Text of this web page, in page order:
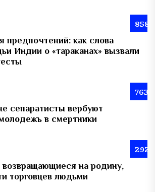
858
предпочтений: как слова
Индии о «тараканах» вызвали
763
сепаратисты вербуют
в смертники
292
на родину,
торговцев людьми